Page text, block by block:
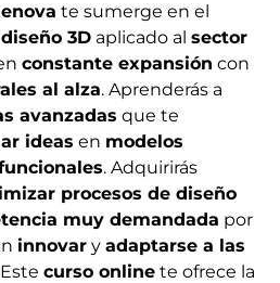
te sumerge en el
3D aplicado al sector
constante expansión con
al alza. Aprenderás a
avanzadas que te
ideas en modelos
. Adquirirás
procesos de diseño
muy demandada por
innovar y adaptarse a las
curso online te ofrece la